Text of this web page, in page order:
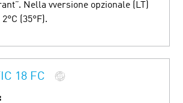
Nella vversione opzionale (LT)
(35°F).
18 FC